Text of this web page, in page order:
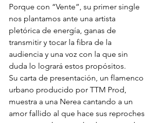
Porque con “Vente”, su primer single
nos plantamos ante una artista
pletórica de energía, ganas de
transmitir y tocar la fibra de la
audiencia y una voz con la que sin
duda lo logrará estos propósitos.
Su carta de presentación, un flamenco
urbano producido por TTM Prod,
muestra a una Nerea cantando a un
amor fallido al que hace sus reproches